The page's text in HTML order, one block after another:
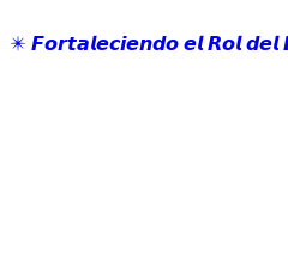
✴️ 𝙁𝙤𝙧𝙩𝙖𝙡𝙚𝙘𝙞𝙚𝙣𝙙𝙤 𝙚𝙡 𝙍𝙤𝙡 𝙙𝙚𝙡